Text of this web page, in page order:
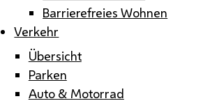
Barrierefreies Wohnen
Verkehr
Übersicht
Parken
Auto & Motorrad